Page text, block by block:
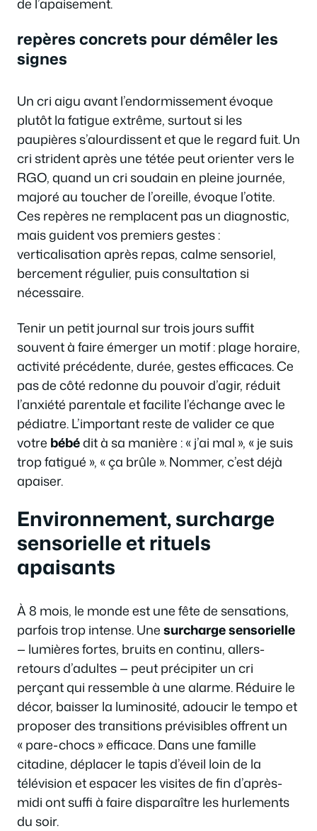
repères concrets pour démêler les
signes
Un cri aigu avant l’endormissement évoque
plutôt la fatigue extrême, surtout si les
paupières s’alourdissent et que le regard fuit. Un
cri strident après une tétée peut orienter vers le
RGO, quand un cri soudain en pleine journée,
majoré au toucher de l’oreille, évoque l’otite.
Ces repères ne remplacent pas un diagnostic,
mais guident vos premiers gestes :
verticalisation après repas, calme sensoriel,
bercement régulier, puis consultation si
nécessaire.
Tenir un petit journal sur trois jours suffit
souvent à faire émerger un motif : plage horaire,
activité précédente, durée, gestes efficaces. Ce
pas de côté redonne du pouvoir d’agir, réduit
l’anxiété parentale et facilite l’échange avec le
pédiatre. L’important reste de valider ce que
votre bébédit à sa manière : « j’ai mal », « je suis
trop fatigué », « ça brûle ». Nommer, c’est déjà
apaiser.
Environnement, surcharge
sensorielle et rituels
apaisants
À 8 mois, le monde est une fête de sensations,
parfois trop intense. Unesurcharge sensorielle
— lumières fortes, bruits en continu, allers-
retours d’adultes — peut précipiter un cri
perçant qui ressemble à une alarme. Réduire le
décor, baisser la luminosité, adoucir le tempo et
proposer des transitions prévisibles offrent un
« pare-chocs » efficace. Dans une famille
citadine, déplacer le tapis d’éveil loin de la
télévision et espacer les visites de fin d’après-
midi ont suffi à faire disparaître les hurlements
du soir.